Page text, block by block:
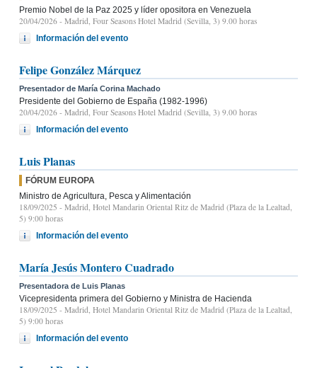
Premio Nobel de la Paz 2025 y líder opositora en Venezuela
20/04/2026 - Madrid, Four Seasons Hotel Madrid (Sevilla, 3) 9.00 horas
Información del evento
Felipe González Márquez
Presentador de María Corina Machado
Presidente del Gobierno de España (1982-1996)
20/04/2026 - Madrid, Four Seasons Hotel Madrid (Sevilla, 3) 9.00 horas
Información del evento
Luis Planas
FÓRUM EUROPA
Ministro de Agricultura, Pesca y Alimentación
18/09/2025 - Madrid, Hotel Mandarin Oriental Ritz de Madrid (Plaza de la Lealtad,
5) 9:00 horas
Información del evento
María Jesús Montero Cuadrado
Presentadora de Luis Planas
Vicepresidenta primera del Gobierno y Ministra de Hacienda
18/09/2025 - Madrid, Hotel Mandarin Oriental Ritz de Madrid (Plaza de la Lealtad,
5) 9:00 horas
Información del evento